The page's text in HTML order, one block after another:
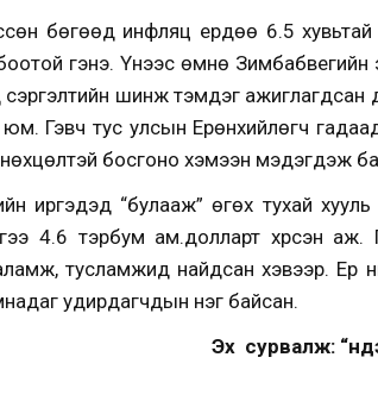
бөгөөд инфляц ердөө 6.5 хувьтай
гэнэ. Үүнээс өмнө Зимбабвегийн
шинж тэмдэг ажиглагдсан
Гэвч тус улсын Ерөнхийлөгч
босгоно хэмээн мэдэгдэж
иргэдэд “булааж” өгөх тухай
4.6 тэрбум ам.долларт хүрсэн аж.
тусламжид найдсан хэвээр. Ер
удирдагчдын нэг байсан.
Эх сурвалж: